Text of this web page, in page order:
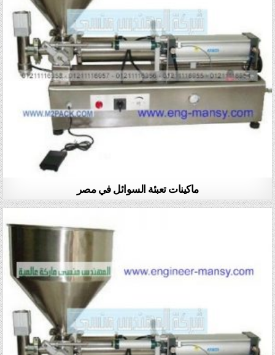
ماكينات تعبئة السوائل في مصر